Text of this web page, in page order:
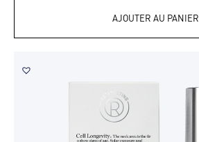
AJOUTER AU PANIER